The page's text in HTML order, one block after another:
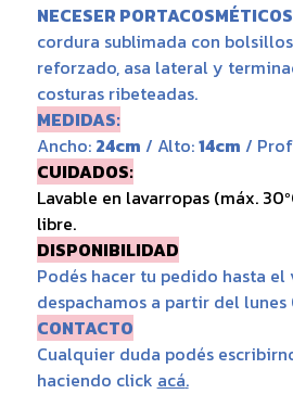
NECESER PORTACOSMÉTICOS
cordura sublimada con
reforzado, asa lateral y
costuras ribeteadas.
MEDIDAS:
Ancho: 24cm / Alto:14cm /
CUIDADOS:
Lavable en lavarropas (máx.
libre.
DISPONIBILIDAD
Podés hacer tu pedido hasta el
despachamos a partir del lunes
CONTACTO
Cualquier duda podés
haciendo click acá.